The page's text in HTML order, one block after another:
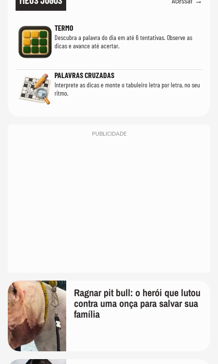
TERMO
Descubra a palavra do dia em até 6 tentativas. Observe as
dicas e avance até acertar.
PALAVRAS CRUZADAS
Interprete as dicas e monte o tabuleiro letra por letra, no seu
ritmo.
PUBLICIDADE
Ragnar pit bull: o herói que lutou
contra uma onça para salvar sua
família